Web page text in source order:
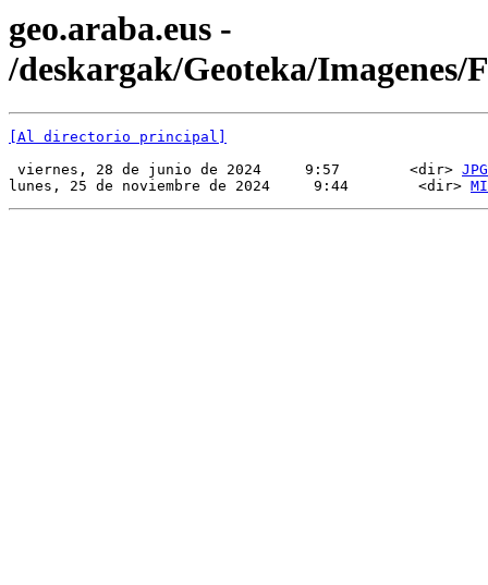
geo.araba.eus -
/deskargak/Geoteka/Imagenes/
[Al directorio principal]
viernes, 28 de junio de 2024     9:57        <dir> JPG
lunes, 25 de noviembre de 2024     9:44        <dir>